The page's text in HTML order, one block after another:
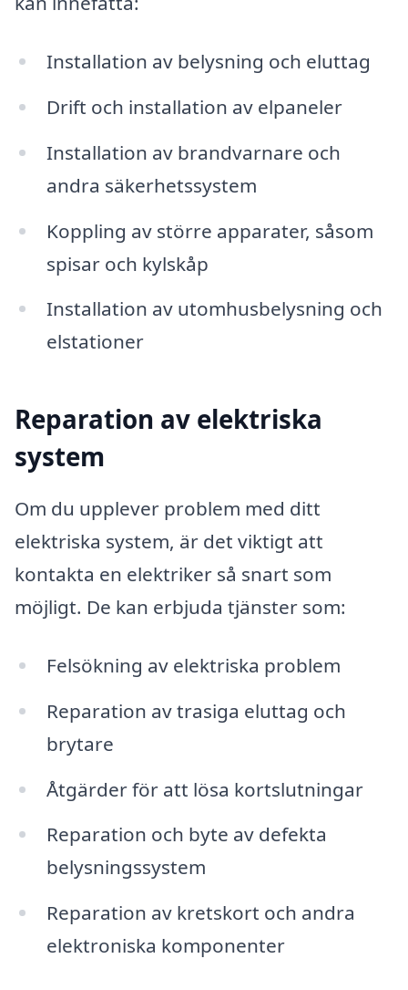
Installation av belysning och eluttag
Drift och installation av elpaneler
Installation av brandvarnare och
andra säkerhetssystem
Koppling av större apparater, såsom
spisar och kylskåp
Installation av utomhusbelysning och
elstationer
Reparation av elektriska
system
Om du upplever problem med ditt
elektriska system, är det viktigt att
kontakta en elektriker så snart som
möjligt. De kan erbjuda tjänster som:
Felsökning av elektriska problem
Reparation av trasiga eluttag och
brytare
Åtgärder för att lösa kortslutningar
Reparation och byte av defekta
belysningssystem
Reparation av kretskort och andra
elektroniska komponenter